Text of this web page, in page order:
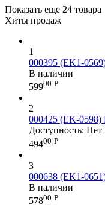
Показать еще 24 товара
Хиты продаж
1
000395 (EK1-
В наличии
59900 Р
2
000425 (EK-0598)
Доступность: Нет
49400 Р
3
000638 (EK1-
В наличии
57800 Р